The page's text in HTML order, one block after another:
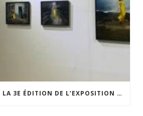
FINANCEMENT DE LA 3E ÉDITION DE L’EXPOSITION DU PRIX POUR LA PHOTOGRAPHIE PAR LE CERCLE POUR LA PHOTOGRAPHIE ET L’ART CONTEMPORAIN